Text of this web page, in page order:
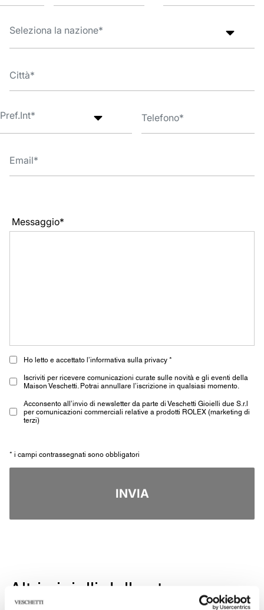
Messaggio*
Ho letto e accettato l’informativa sulla privacy *
Iscriviti per ricevere comunicazioni curate sulle novità e gli eventi della
Maison Veschetti. Potrai annullare l’iscrizione in qualsiasi momento.
Acconsento all’invio di newsletter da parte di Veschetti Gioielli due S.r.l
per comunicazioni commerciali relative a prodotti ROLEX (marketing di
terzi)
* i campi contrassegnati sono obbligatori
INVIA
Altri gioielli della stessa